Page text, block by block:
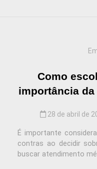
Como
importância
28 de abril de
É importante
contras ao decidir
buscar atendimento